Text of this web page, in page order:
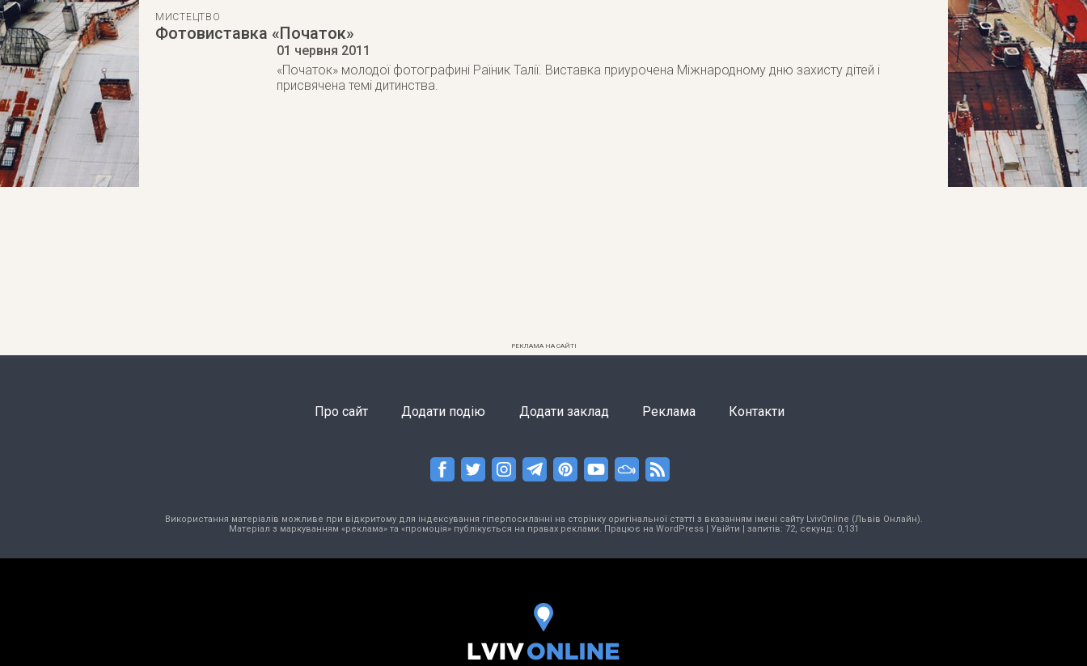
МИСТЕЦТВО
Фотовиставка «Початок»
01 червня 2011
«Початок» молодої фотографині Раїник Талії. Виставка приурочена Міжнародному дню захисту дітей і
присвячена темі дитинства.
РЕКЛАМА НА САЙТІ
Про сайт Додати подію Додати заклад Реклама Контакти
Використання матеріалів можливе при відкритому для індексування гіперпосиланні на сторінку оригінальної статті з вказанням імені сайту LvivOnline (Львів Онлайн).
Матеріал з маркуванням «реклама» та «промоція» публікується на правах реклами. Працює на WordPress| Увійти | запитів: 72, секунд: 0,131